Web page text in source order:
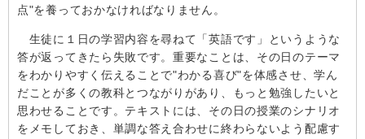
点"を養っておかなければなりません。
生徒に１日の学習内容を尋ねて「英語です」というような
答が返ってきたら失敗です。重要なことは、その日のテーマ
をわかりやすく伝えることで"わかる喜び"を体感させ、学ん
だことが多くの教科とつながりがあり、もっと勉強したいと
思わせることです。テキストには、その日の授業のシナリオ
をメモしておき、単調な答え合わせに終わらないよう配慮す